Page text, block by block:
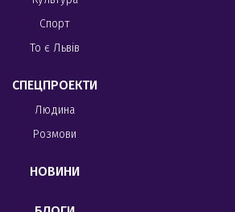
Спорт
То є Львів
СПЕЦПРОЕКТИ
Людина
Розмови
НОВИНИ